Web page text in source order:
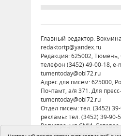
Главный редактор:
redaktortp@yandex.ru
Редакция: 625002, Тюмень,
телефон (3452) 49-00-18, e-
tumentoday@obl72.ru
Адрес для писем: 625000,
Почтамт, а/я 371. Для
tumentoday@obl72.ru
Отдел писем: тел. (3452)
рекламы: тел. (3452) 39-90-
Регистрация СМИ: Сетевое
«Интернет-газета